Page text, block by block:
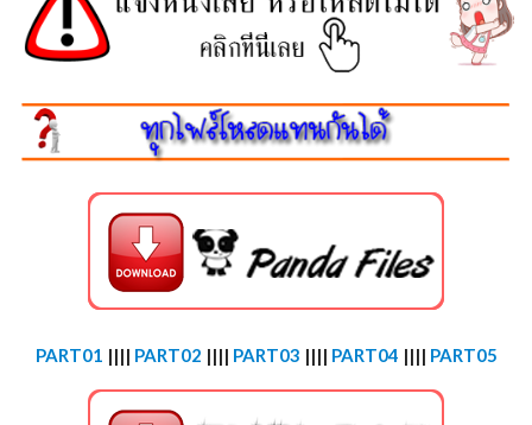
PART01 |||| PART02 |||| PART03 |||| PART04 |||| PART05